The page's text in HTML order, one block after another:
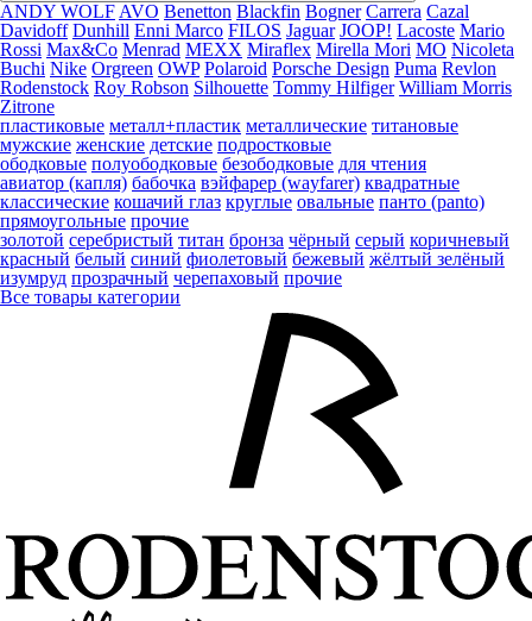
ANDY WOLF AVO Benetton Blackfin Bogner Carrera Cazal
Davidoff Dunhill Enni Marco FILOS Jaguar JOOP! Lacoste Mario
Rossi Max&Co Menrad MEXX Miraflex Mirella Mori MO Nicoleta
Buchi Nike Orgreen OWP Polaroid Porsche Design Puma Revlon
Rodenstock Roy Robson Silhouette Tommy Hilfiger William Morris
Zitrone
пластиковые металл+пластик металлические титановые
мужские женские детские подростковые
ободковые полуободковые безободковые для чтения
авиатор (капля) бабочка вэйфарер (wayfarer) квадратные
классические кошачий глаз круглые овальные панто (panto)
прямоугольные прочие
золотой серебристый титан бронза чёрный серый коричневый
красный белый синий фиолетовый бежевый жёлтый зелёный
изумруд прозрачный черепаховый прочие
Все товары категории